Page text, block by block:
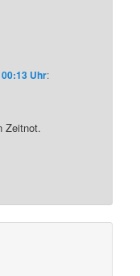
Uhr:
Zeitnot.